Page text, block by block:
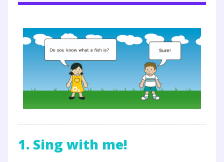
1. Sing with me!